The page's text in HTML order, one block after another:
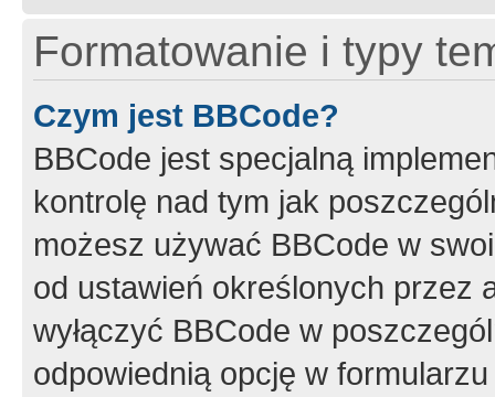
Formatowanie i typy
Czym jest BBCode?
BBCode jest specjalną
kontrolę nad tym jak
możesz używać BBCode w
od ustawień określonych przez
wyłączyć BBCode w
odpowiednią opcję w